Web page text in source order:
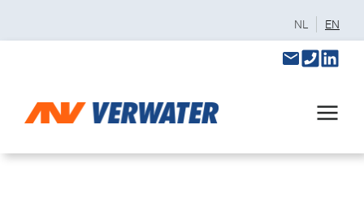
NL EN